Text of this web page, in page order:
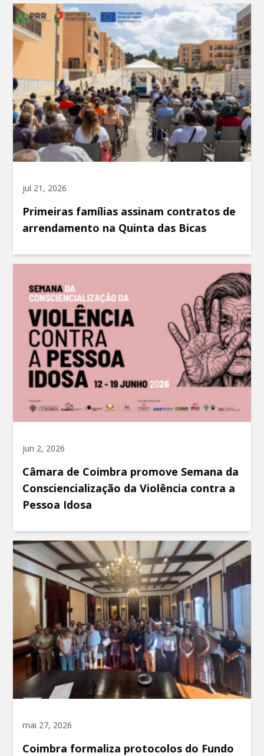
jul 21, 2026
Primeiras famílias assinam contratos de
arrendamento na Quinta das Bicas
jun 2, 2026
Câmara de Coimbra promove Semana da
Consciencialização da Violência contra a
Pessoa Idosa
mai 27, 2026
Coimbra formaliza protocolos do Fundo